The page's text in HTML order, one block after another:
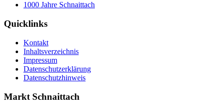
1000 Jahre Schnaittach
Quicklinks
Kontakt
Inhaltsverzeichnis
Impressum
Datenschutzerklärung
Datenschutzhinweis
Markt Schnaittach